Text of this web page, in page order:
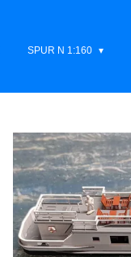
SPUR N 1:160